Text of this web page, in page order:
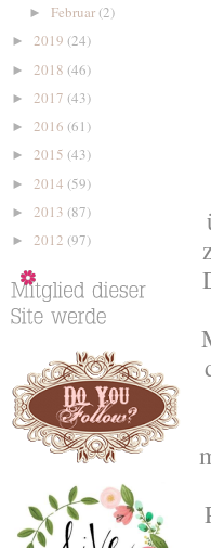
► Februar(2)
► 2019 (24)
► 2018 (46)
► 2017 (43)
► 2016 (61)
► 2015 (43)
► 2014 (59)
► 2013 (87)
► 2012 (97)